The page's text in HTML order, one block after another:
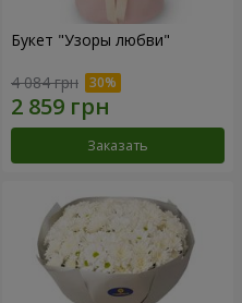
Букет "Узоры любви"
4 084 грн
Заказать